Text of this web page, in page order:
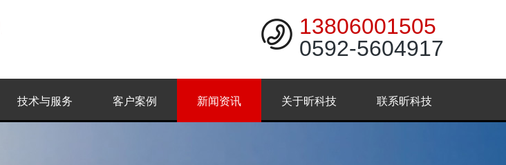
13806001505
0592-5604917
技术与服务 客户案例 新闻资讯 关于昕科技 联系昕科技